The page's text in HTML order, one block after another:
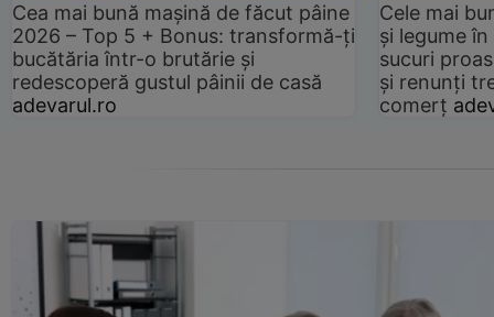
Cea mai bună mașină de făcut pâine
2026 – Top 5 + Bonus: transformă-ți
bucătăria într-o brutărie și
redescoperă gustul pâinii de casă
adevarul.ro
Cele mai
și legume
sucuri
și renunți
comerț